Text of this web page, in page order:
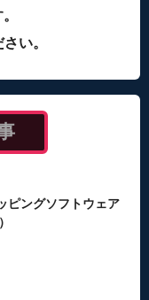
い。
ピングソフトウェア